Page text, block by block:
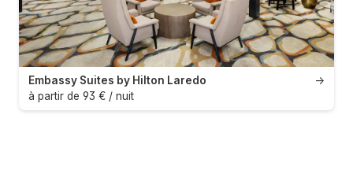
→
Embassy Suites by Hilton Laredo
à partir de 93 € / nuit